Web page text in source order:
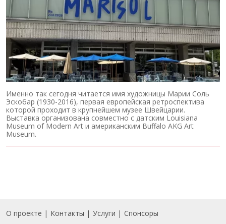
Именно так сегодня читается имя художницы Марии Соль
Эскобар (1930-2016), первая европейская ретроспектива
которой проходит в крупнейшем музее Швейцарии.
Выставка организована совместно с датским Louisiana
Museum of Modern Art и американским Buffalo AKG Art
Museum.
Footer
О проекте Контакты Услуги Спонсоры